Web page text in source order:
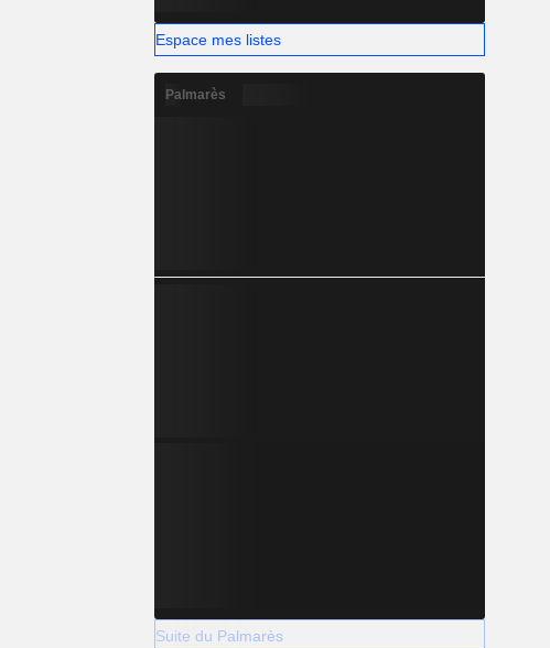
Espace mes listes
Palmarès
Suite du Palmarès